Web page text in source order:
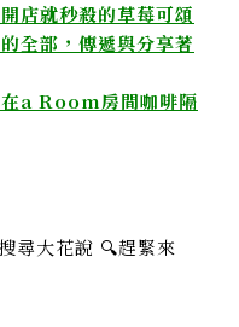
店就秒殺的草莓可頌
全部，傳遞與分享著
a Room房間咖啡隔
尋大花說 🔍趕緊來